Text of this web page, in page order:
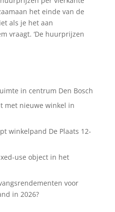
het einde van de
als je het aan
vraagt. ‘De huurprijzen
in centrum Den Bosch
met nieuwe winkel in
winkelpand De Plaats 12-
use object in het
voor
in 2026?